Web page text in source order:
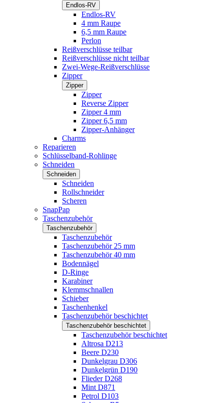
Endlos-RV
Endlos-RV
4 mm Raupe
6,5 mm Raupe
Perlon
Reißverschlüsse teilbar
Reißverschlüsse nicht teilbar
Zwei-Wege-Reißverschlüsse
Zipper
Zipper
Zipper
Reverse Zipper
Zipper 4 mm
Zipper 6,5 mm
Zipper-Anhänger
Charms
Reparieren
Schlüsselband-Rohlinge
Schneiden
Schneiden
Schneiden
Rollschneider
Scheren
SnapPap
Taschenzubehör
Taschenzubehör
Taschenzubehör
Taschenzubehör 25 mm
Taschenzubehör 40 mm
Bodennägel
D-Ringe
Karabiner
Klemmschnallen
Schieber
Taschenhenkel
Taschenzubehör beschichtet
Taschenzubehör beschichtet
Taschenzubehör beschichtet
Altrosa D213
Beere D230
Dunkelgrau D306
Dunkelgrün D190
Flieder D268
Mint D871
Petrol D103